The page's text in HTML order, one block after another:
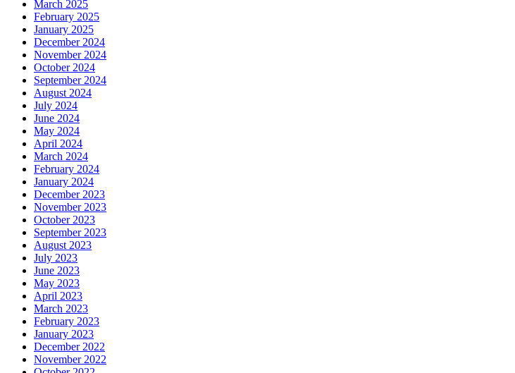
March 2025
February 2025
January 2025
December 2024
November 2024
October 2024
September 2024
August 2024
July 2024
June 2024
May 2024
April 2024
March 2024
February 2024
January 2024
December 2023
November 2023
October 2023
September 2023
August 2023
July 2023
June 2023
May 2023
April 2023
March 2023
February 2023
January 2023
December 2022
November 2022